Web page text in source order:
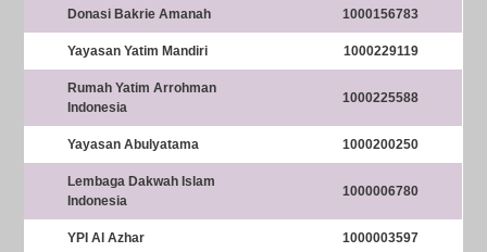
Donasi Bakrie Amanah 1000156783
Yayasan Yatim Mandiri 1000229119
Rumah Yatim Arrohman
Indonesia
1000225588
Yayasan Abulyatama 1000200250
Lembaga Dakwah Islam
Indonesia
1000006780
YPI Al Azhar 1000003597